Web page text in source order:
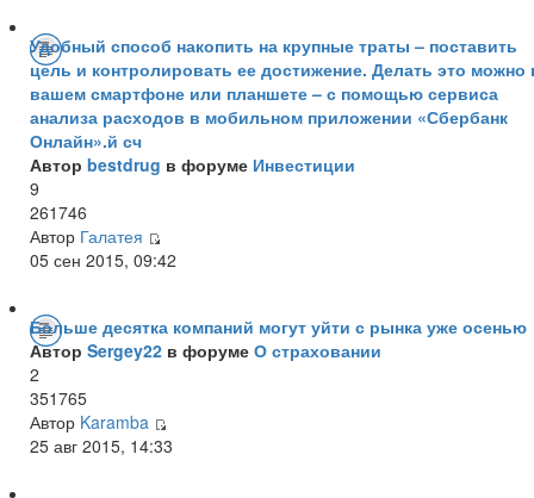
Удобный способ накопить на крупные траты – поставить
цель и контролировать ее достижение. Делать это можно
вашем смартфоне или планшете – с помощью сервиса
анализа расходов в мобильном приложении «Сбербанк
Онлайн».й сч
Автор bestdrug в форуме Инвестиции
9
261746
Автор Галатея
05 сен 2015, 09:42
Больше десятка компаний могут уйти с рынка уже осенью
Автор Sergey22 в форуме О страховании
2
351765
Автор Karamba
25 авг 2015, 14:33